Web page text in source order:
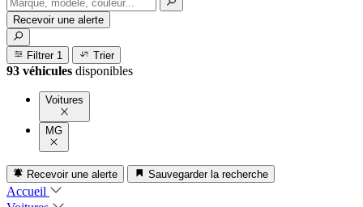
Recevoir une alerte
Filtrer 1 Trier
93 véhicules disponibles
Voitures
MG
Recevoir une alerte Sauvegarder la recherche
Accueil